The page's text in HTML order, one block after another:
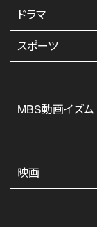
ドラマ
スポーツ
MBS動画イズム
映画